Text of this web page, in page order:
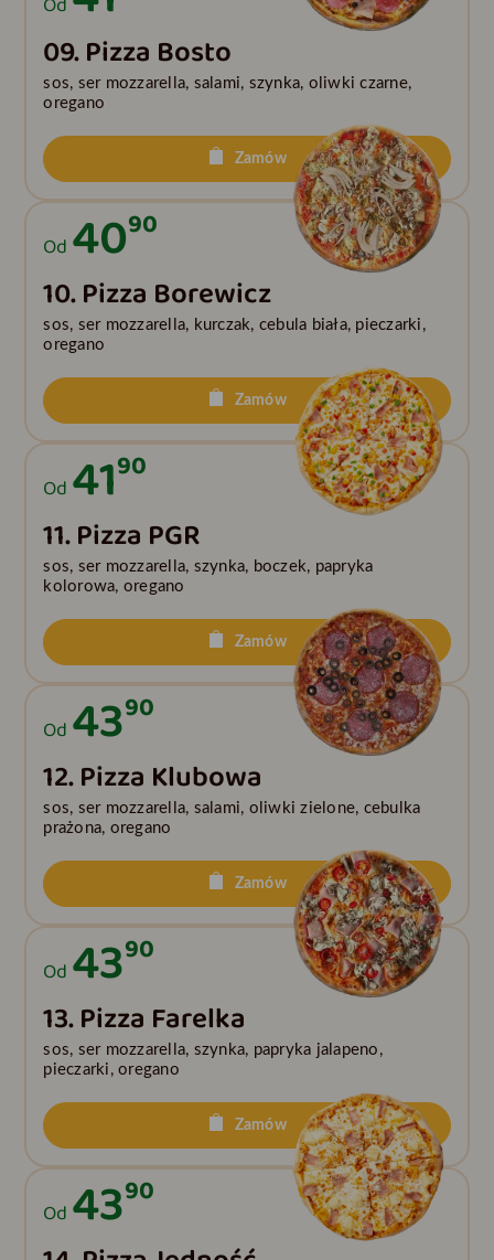
09. Pizza Bosto
sos, ser mozzarella, salami, szynka, oliwki czarne,
oregano
Zamów
Od 4090
10. Pizza Borewicz
sos, ser mozzarella, kurczak, cebula biała, pieczarki,
oregano
Zamów
Od 4190
11. Pizza PGR
sos, ser mozzarella, szynka, boczek, papryka
kolorowa, oregano
Zamów
Od 4390
12. Pizza Klubowa
sos, ser mozzarella, salami, oliwki zielone, cebulka
prażona, oregano
Zamów
Od 4390
13. Pizza Farelka
sos, ser mozzarella, szynka, papryka jalapeno,
pieczarki, oregano
Zamów
Od 4390